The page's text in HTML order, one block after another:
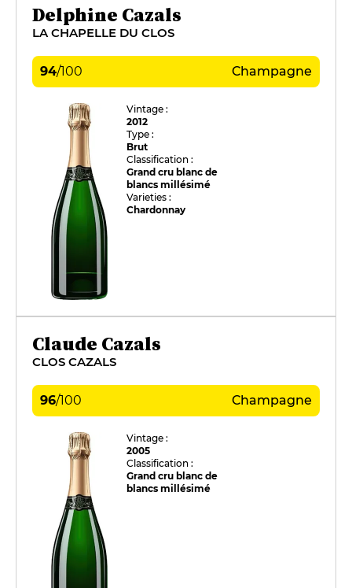
Delphine Cazals
LA CHAPELLE DU CLOS
94/100 Champagne
Vintage :
2012
Type :
Brut
Classification :
Grand cru blanc de
blancs millésimé
Varieties :
Chardonnay
Claude Cazals
CLOS CAZALS
96/100 Champagne
Vintage :
2005
Classification :
Grand cru blanc de
blancs millésimé